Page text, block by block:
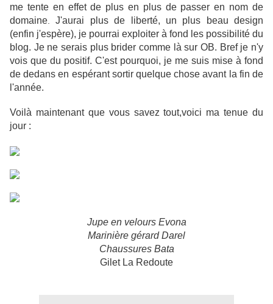
me tente en effet de plus en plus de passer en nom de
domaine .J'aurai plus de liberté, un plus beau design
(enfin j'espère), je pourrai exploiter à fond les possibilité du
blog. Je ne serais plus brider comme là sur OB. Bref je n'y
vois que du positif. C'est pourquoi, je me suis mise à fond
de dedans en espérant sortir quelque chose avant la fin de
l'année.
Voilà maintenant que vous savez tout,voici ma tenue du
jour :
Jupe en velours Evona
Marinière gérard Darel
Chaussures Bata
Gilet La Redoute